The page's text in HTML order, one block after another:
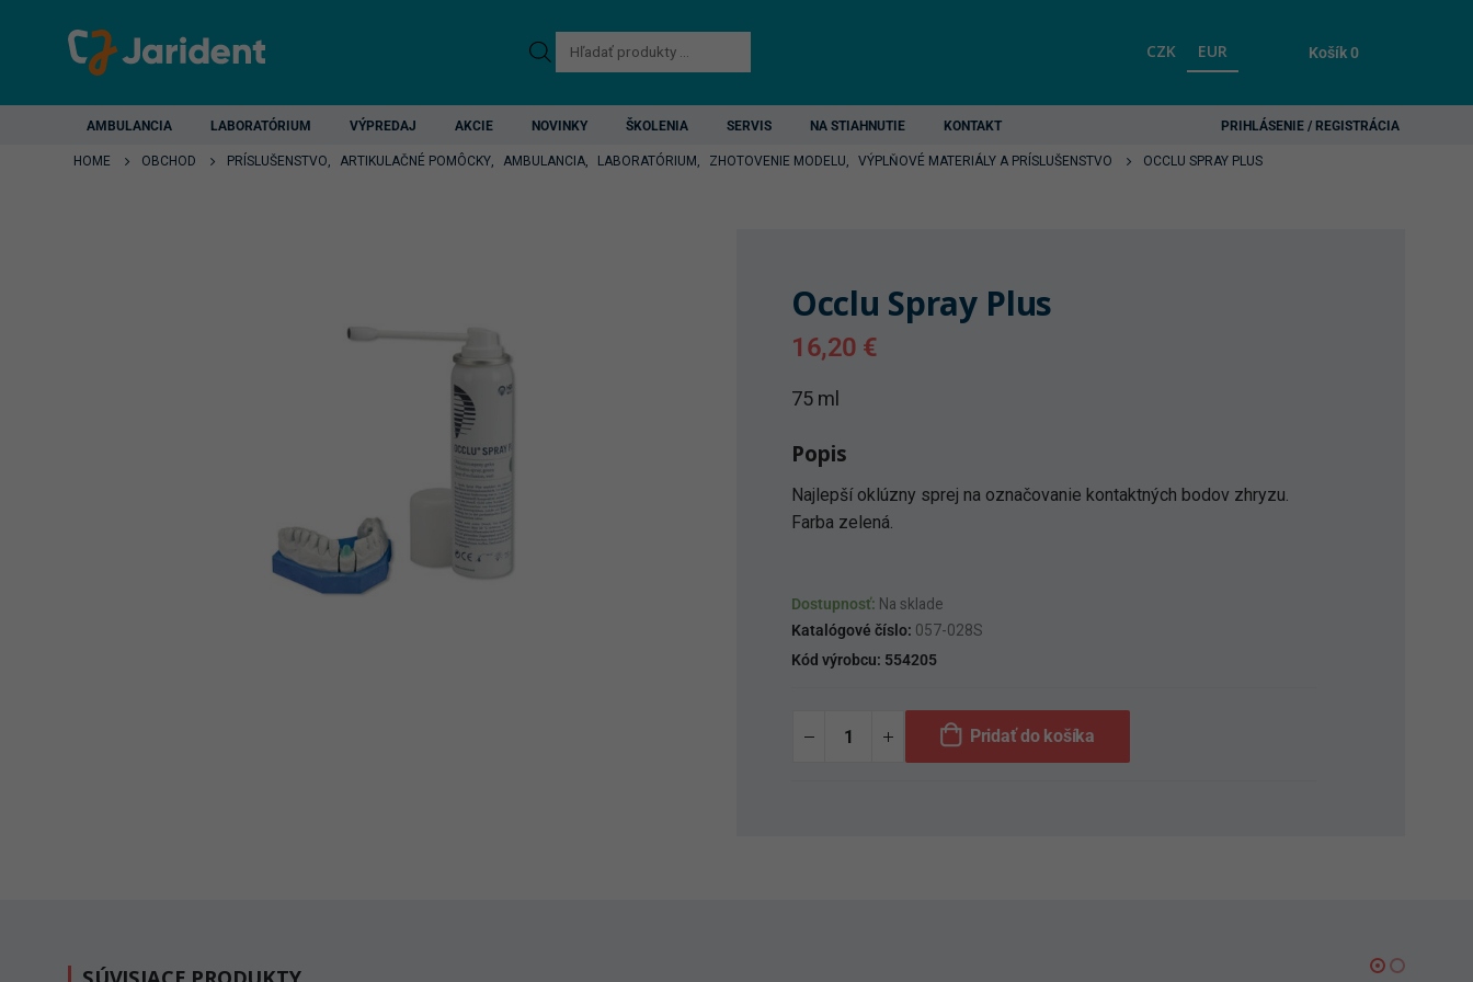
Products
search
CZK EUR Košík0
AMBULANCIA LABORATÓRIUM VÝPREDAJ AKCIE NOVINKY ŠKOLENIA SERVIS NA STIAHNUTIE KONTAKT PRIHLÁSENIE / REGISTRÁCIA
HOME OBCHOD PRÍSLUŠENSTVO, ARTIKULAČNÉ POMÔCKY, AMBULANCIA, LABORATÓRIUM , ZHOTOVENIE MODELU, VÝPLŇOVÉ MATERIÁLY A PRÍSLUŠENSTVO OCCLU SPRAY PLUS
Occlu Spray Plus
16,20 €
75 ml
Popis
Najlepší oklúzny sprej na označovanie kontaktných bodov zhryzu.
Farba zelená.
Dostupnosť: Na sklade
Katalógové číslo: 057-028S
Kód výrobcu: 554205
Pridať do košíka